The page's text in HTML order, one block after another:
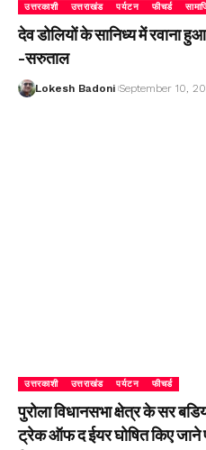
उत्तरकाशी उत्तराखंड पर्यटन फीचर्ड
देव डोलियों के सानिध्य में रवाना
-सरुताल
Lokesh Badoni September 10,
उत्तरकाशी उत्तराखंड पर्यटन फीचर्ड
पुरोला विधानसभा क्षेत्र के सर
ट्रेक ऑफ द ईयर घोषित किए जाने